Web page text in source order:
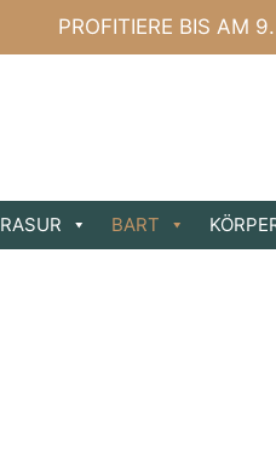
PROFITIERE BIS AM
RASUR BART